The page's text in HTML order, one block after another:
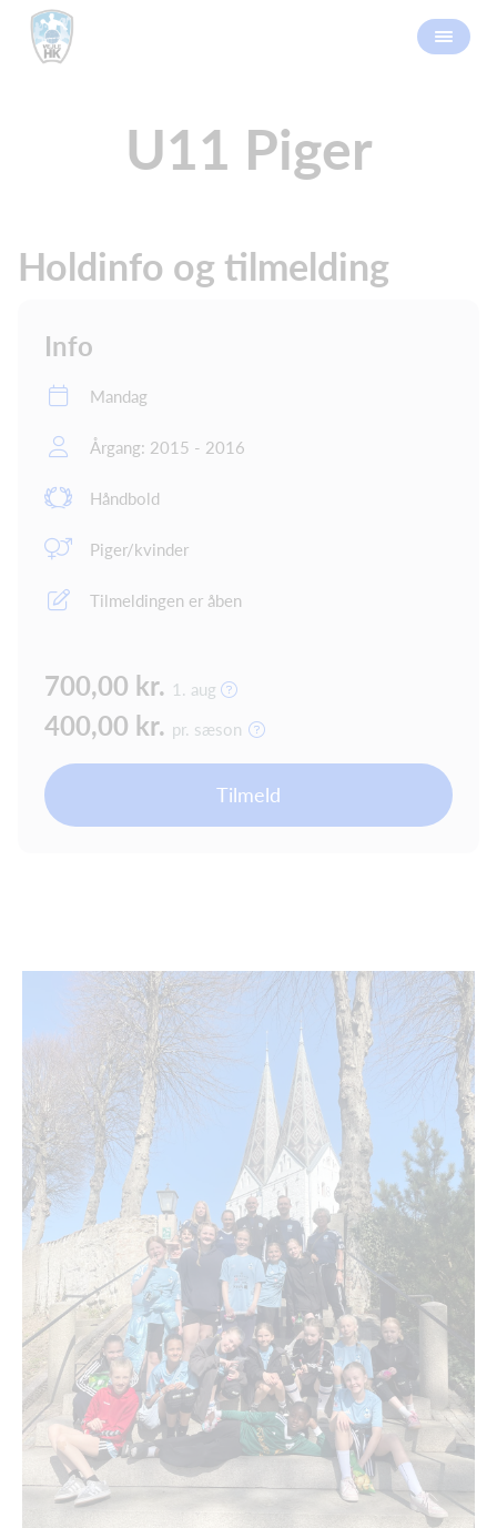
U11 Piger
Holdinfo og tilmelding
Info
Mandag
Årgang: 2015 - 2016
Håndbold
Piger/kvinder
Tilmeldingen er åben
700,00 kr. 1. aug
400,00 kr. pr. sæson
Tilmeld